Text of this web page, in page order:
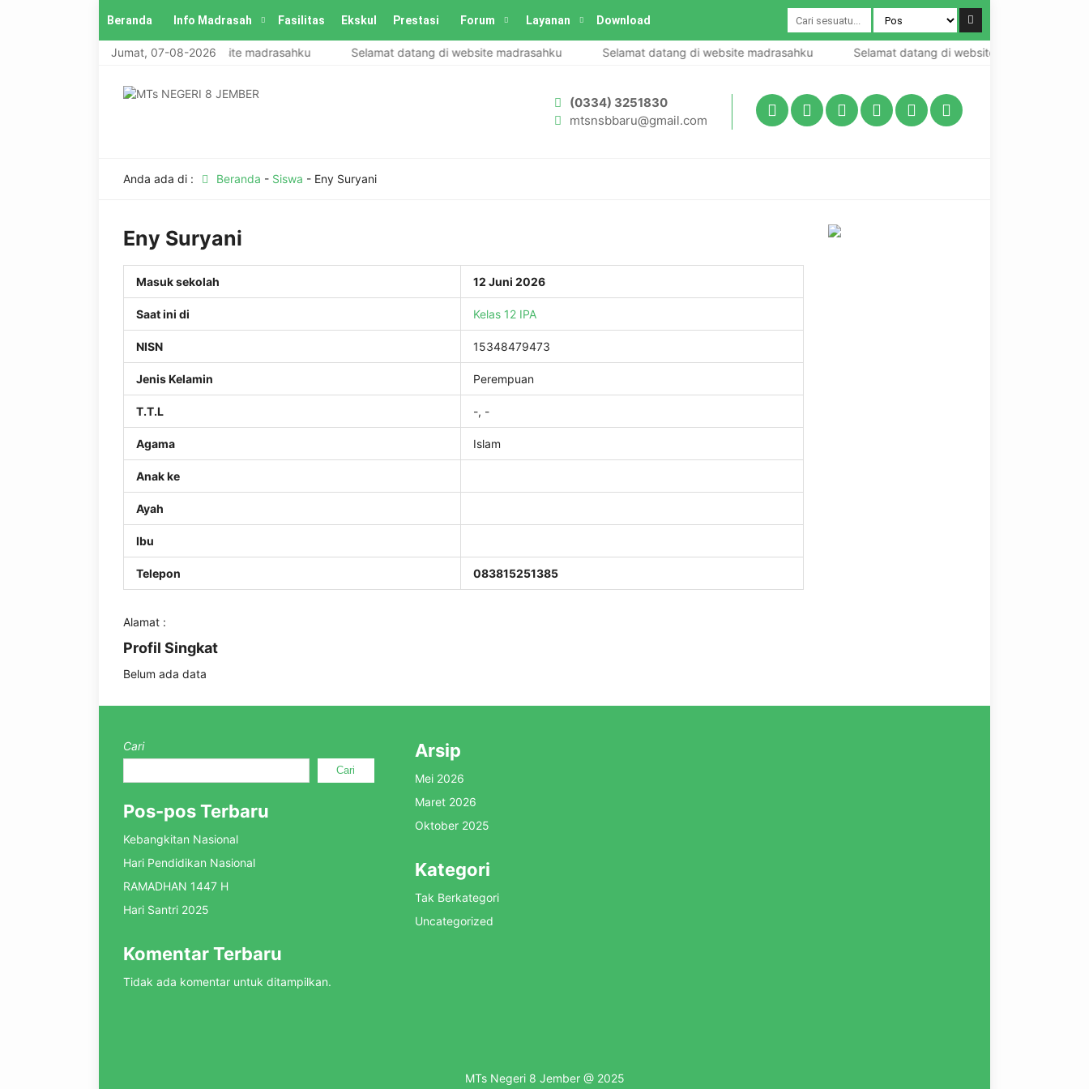
Beranda Info Madrasah Fasilitas Ekskul Prestasi Forum Layanan Download
Jumat, 07-08-2026
Selamat datang di website madrasahku Selamat datang di website madrasahku Selamat datang di website madrasahku Selamat datang di website madrasahku
(0334) 3251830
mtsnsbbaru@gmail.com
Anda ada di : Beranda - Siswa - Eny Suryani
Eny Suryani
Masuk sekolah 12 Juni 2026
Saat ini di Kelas 12 IPA
NISN 15348479473
Jenis Kelamin Perempuan
T.T.L -, -
Agama Islam
Anak ke
Ayah
Ibu
Telepon 083815251385
Alamat :
Profil Singkat
Belum ada data
Cari
Cari
Pos-pos Terbaru
Kebangkitan Nasional
Hari Pendidikan Nasional
RAMADHAN 1447 H
Hari Santri 2025
Komentar Terbaru
Tidak ada komentar untuk ditampilkan.
Arsip
Mei 2026
Maret 2026
Oktober 2025
Kategori
Tak Berkategori
Uncategorized
MTs Negeri 8 Jember @ 2025